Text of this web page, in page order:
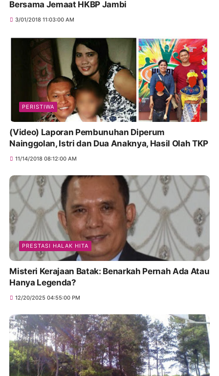
Bersama Jemaat HKBP Jambi
3/01/2018 11:03:00 AM
PERISTIWA
(Video) Laporan Pembunuhan Diperum
Nainggolan, Istri dan Dua Anaknya, Hasil Olah TKP
11/14/2018 08:12:00 AM
PRESTASI HALAK HITA
Misteri Kerajaan Batak: Benarkah Pernah Ada Atau
Hanya Legenda?
12/20/2025 04:55:00 PM